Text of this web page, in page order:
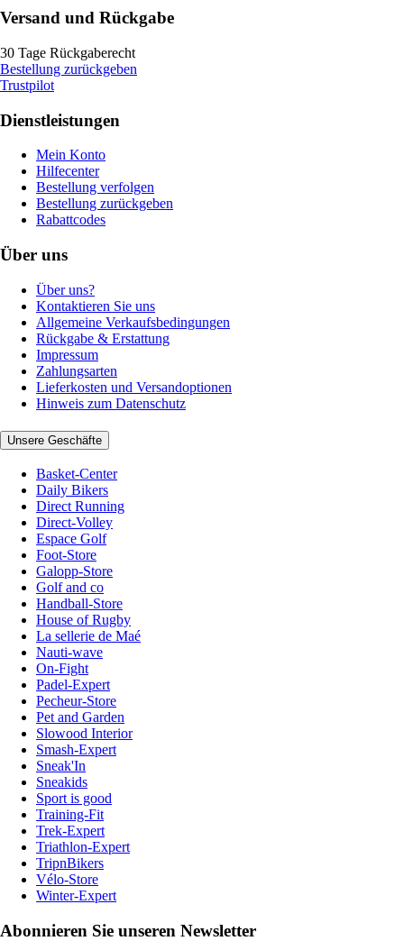
Versand und Rückgabe
30 Tage Rückgaberecht
Bestellung zurückgeben
Trustpilot
Dienstleistungen
Mein Konto
Hilfecenter
Bestellung verfolgen
Bestellung zurückgeben
Rabattcodes
Über uns
Über uns?
Kontaktieren Sie uns
Allgemeine Verkaufsbedingungen
Rückgabe & Erstattung
Impressum
Zahlungsarten
Lieferkosten und Versandoptionen
Hinweis zum Datenschutz
Unsere Geschäfte
Basket-Center
Daily Bikers
Direct Running
Direct-Volley
Espace Golf
Foot-Store
Galopp-Store
Golf and co
Handball-Store
House of Rugby
La sellerie de Maé
Nauti-wave
On-Fight
Padel-Expert
Pecheur-Store
Pet and Garden
Slowood Interior
Smash-Expert
Sneak'In
Sneakids
Sport is good
Training-Fit
Trek-Expert
Triathlon-Expert
TripnBikers
Vélo-Store
Winter-Expert
Abonnieren Sie unseren Newsletter